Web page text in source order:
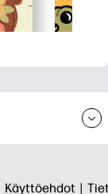
Käyttöehdot |